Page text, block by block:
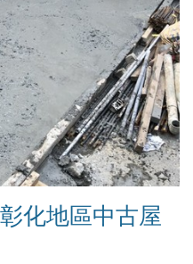
化地區中古屋